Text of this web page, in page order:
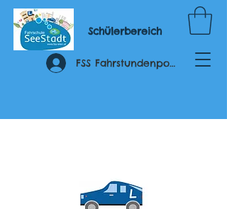
Schülerbereich
FSS Fahrstundenportal